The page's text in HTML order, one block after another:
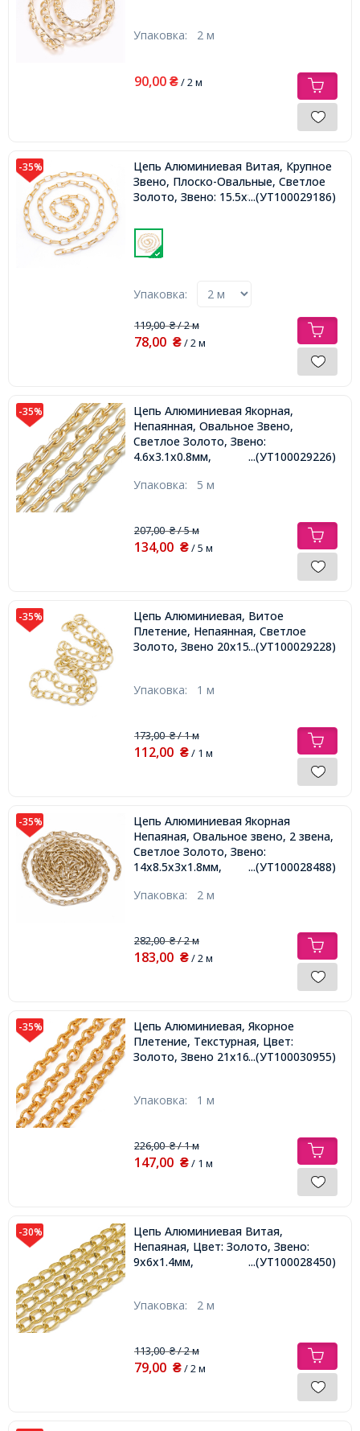
Упаковка: 2 м
90,00 ₴/ 2 м
-35%
Цепь Алюминиевая Витая, Крупное
Звено, Плоско-Овальные, Светлое
Золото, Звено: 15.5х8х1мм,...(УТ100029186)
Упаковка:
119,00₴/ 2 м
78,00 ₴/ 2 м
-35%
Цепь Алюминиевая Якорная,
Непаянная, Овальное Звено,
Светлое Золото, Звено:
4.6х3.1х0.8мм,
...(УТ100029226)
Упаковка: 5 м
207,00₴/ 5 м
134,00 ₴/ 5 м
-35%
Цепь Алюминиевая, Витое
Плетение, Непаянная, Светлое
Золото, Звено 20х15.5х3х1.5мм,
...(УТ100029228)
Упаковка: 1 м
173,00₴/ 1 м
112,00 ₴/ 1 м
-35%
Цепь Алюминиевая Якорная
Непаяная, Овальное звено, 2 звена,
Светлое Золото, Звено:
14х8.5х3х1.8мм,
...(УТ100028488)
Упаковка: 2 м
282,00₴/ 2 м
183,00 ₴/ 2 м
-35%
Цепь Алюминиевая, Якорное
Плетение, Текстурная, Цвет:
Золото, Звено 21х16х4мм,...(УТ100030955)
Упаковка: 1 м
226,00₴/ 1 м
147,00 ₴/ 1 м
-30%
Цепь Алюминиевая Витая,
Непаяная, Цвет: Золото, Звено:
9х6х1.4мм,
...(УТ100028450)
Упаковка: 2 м
113,00₴/ 2 м
79,00 ₴/ 2 м